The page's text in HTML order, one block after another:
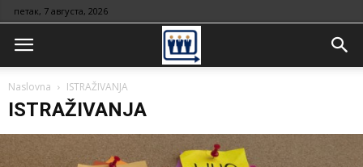
петак, 7 августа, 2026
Naslovna ISTRAŽIVANJA
ISTRAŽIVANJA